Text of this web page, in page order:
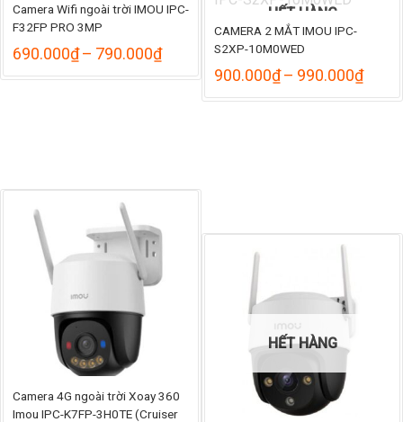
Camera Wifi ngoài trời IMOU IPC-
F32FP PRO 3MP
690.000₫– 790.000₫Khoảng
từ
690.000₫
HẾT HÀNG
CAMERA 2 MẮT IMOU IPC-
S2XP-10M0WED
900.000₫– 990.000₫
từ
Camera 4G ngoài trời Xoay 360
Imou IPC-K7FP-3H0TE (Cruiser
HẾT HÀNG